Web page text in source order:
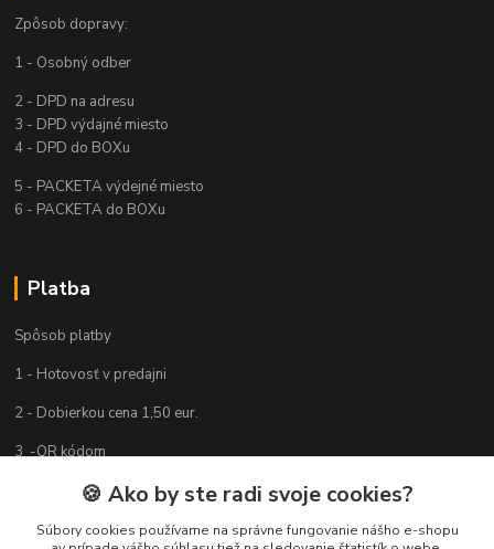
Zpôsob dopravy:
1 - Osobný odber
2 - DPD na adresu
3 - DPD výdajné miesto
4 - DPD do BOXu
5 - PACKETA výdejné miesto
6 - PACKETA do BOXu
Platba
Spôsob platby
1 - Hotovosť v predajni
2 - Dobierkou cena 1,50 eur.
3 -QR kódom
4 - Platobnou kartou
🍪 Ako by ste radi svoje cookies?
Súbory cookies používame na správne fungovanie nášho e-shopu